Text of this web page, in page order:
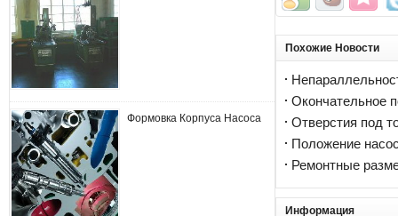
Формовка Корпуса Насоса
Похожие Новости
Окончательное
Отверстия под
Положение
Ремонтные
Информация